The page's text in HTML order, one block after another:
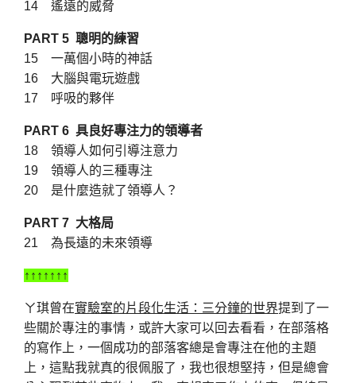
14 遙遠的威脅
PART 5 聰明的練習
15 一萬個小時的神話
16 大腦與電玩遊戲
17 呼吸的夥伴
PART 6 具良好專注力的領導者
18 領導人如何引導注意力
19 領導人的三種專注
20 是什麼造就了領導人？
PART 7 大格局
21 為長遠的未來領導
↑↑↑↑↑↑↑
ㄚ琪曾在實驗室的片段化生活：三分鐘的世界提到了一
些關於專注的事情，或許大家可以回去看看，在部落格
的寫作上，一個成功的部落客總是會專注在他的主題
上，這點我就真的很佩服了，我也很想堅持，但是總會